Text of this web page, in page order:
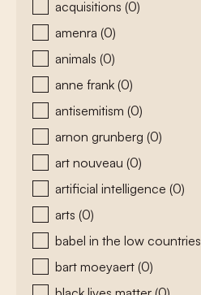
acquisitions (0)
amenra (0)
animals (0)
anne frank (0)
antisemitism (0)
arnon grunberg (0)
art nouveau (0)
artificial intelligence (0)
arts (0)
babel in the low countries
bart moeyaert (0)